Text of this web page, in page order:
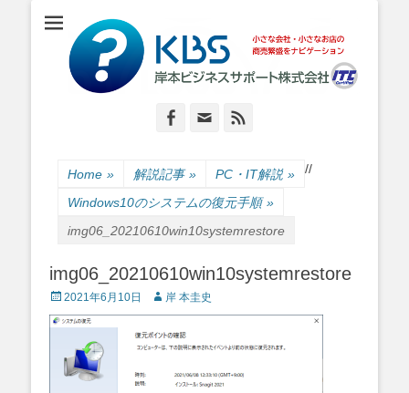
岸本ビジネスサポ
ート株式会社
小さな会社・小さなお店のIT経営をナビゲーション
Facebook
Email
Home » 解説記事 » /
PC・IT解説 » /
Windows10のシステムの復元手順 »
img06_20210610win10systemrestore
img06_20210610win10systemrestore
Posted
on
2021年6月10日 Author
岸 本圭史